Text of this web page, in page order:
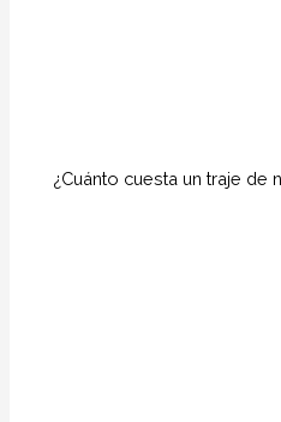
¿Cuánto cuesta un traje de